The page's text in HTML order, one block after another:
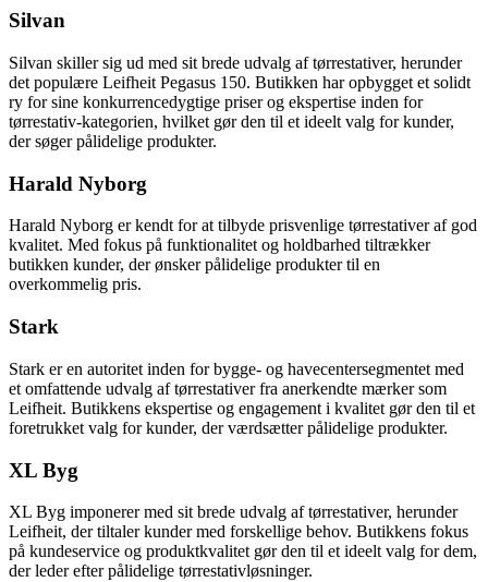
Silvan
Silvan skiller sig ud med sit brede udvalg af tørrestativer, herunder
det populære Leifheit Pegasus 150. Butikken har opbygget et solidt
ry for sine konkurrencedygtige priser og ekspertise inden for
tørrestativ-kategorien, hvilket gør den til et ideelt valg for kunder,
der søger pålidelige produkter.
Harald Nyborg
Harald Nyborg er kendt for at tilbyde prisvenlige tørrestativer af god
kvalitet. Med fokus på funktionalitet og holdbarhed tiltrækker
butikken kunder, der ønsker pålidelige produkter til en
overkommelig pris.
Stark
Stark er en autoritet inden for bygge- og havecentersegmentet med
et omfattende udvalg af tørrestativer fra anerkendte mærker som
Leifheit. Butikkens ekspertise og engagement i kvalitet gør den til et
foretrukket valg for kunder, der værdsætter pålidelige produkter.
XL Byg
XL Byg imponerer med sit brede udvalg af tørrestativer, herunder
Leifheit, der tiltaler kunder med forskellige behov. Butikkens fokus
på kundeservice og produktkvalitet gør den til et ideelt valg for dem,
der leder efter pålidelige tørrestativløsninger.